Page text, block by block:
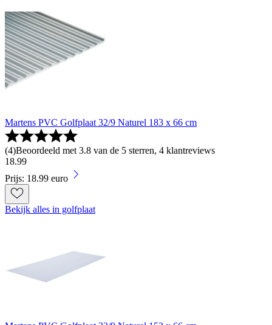
Martens PVC Golfplaat 32/9 Naturel 183 x 66 cm
(4)Beoordeeld met 3.8 van de 5 sterren, 4 klantreviews
18.99
Prijs: 18.99 euro
Bekijk alles in golfplaat